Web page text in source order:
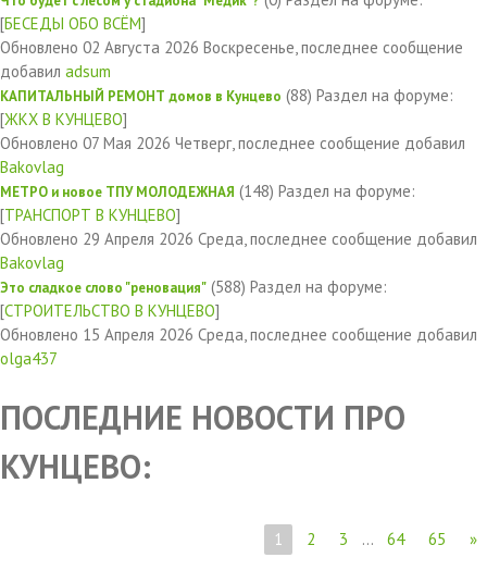
[БЕСЕДЫ ОБО ВСЁМ]
Обновлено 02 Августа 2026 Воскресенье, последнее сообщение
добавил adsum
КАПИТАЛЬНЫЙ РЕМОНТ домов в Кунцево (88) Раздел на форуме:
[ЖКХ В КУНЦЕВО]
Обновлено 07 Мая 2026 Четверг, последнее сообщение добавил
Bakovlag
МЕТРО и новое ТПУ МОЛОДЕЖНАЯ (148) Раздел на форуме:
[ТРАНСПОРТ В КУНЦЕВО]
Обновлено 29 Апреля 2026 Среда, последнее сообщение добавил
Bakovlag
Это сладкое слово "реновация" (588) Раздел на форуме:
[СТРОИТЕЛЬСТВО В КУНЦЕВО]
Обновлено 15 Апреля 2026 Среда, последнее сообщение добавил
olga437
ПОСЛЕДНИЕ НОВОСТИ ПРО
КУНЦЕВО:
1 2 3 ... 64 65 »